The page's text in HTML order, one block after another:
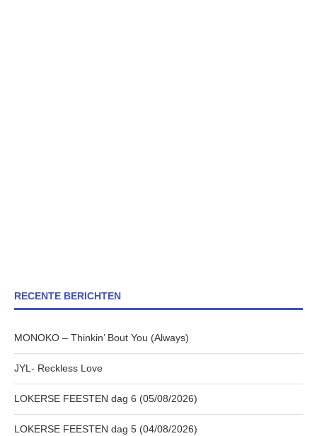
RECENTE BERICHTEN
MONOKO – Thinkin’ Bout You (Always)
JYL- Reckless Love
LOKERSE FEESTEN dag 6 (05/08/2026)
LOKERSE FEESTEN dag 5 (04/08/2026)